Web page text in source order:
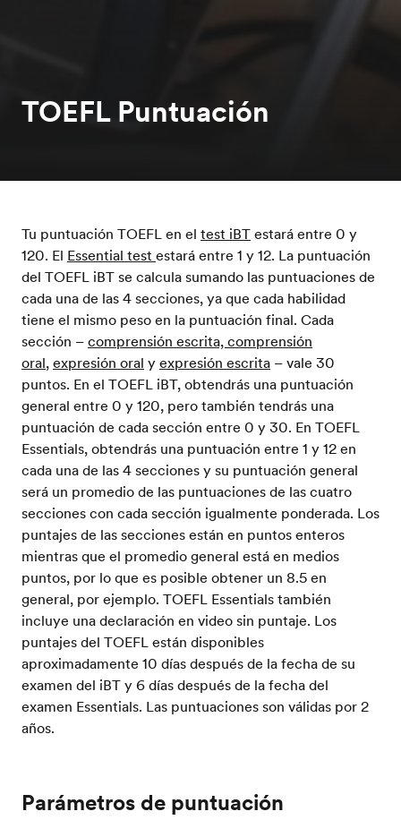
TOEFL Puntuación
Tu puntuación TOEFL en el test iBTestará entre 0 y
120. El Essential test estará entre 1 y 12. La puntuación
del TOEFL iBT se calcula sumando las puntuaciones de
cada una de las 4 secciones, ya que cada habilidad
tiene el mismo peso en la puntuación final. Cada
sección –comprensión escrita,comprensión
oral,expresión oral yexpresión escrita – vale 30
puntos. En el TOEFL iBT, obtendrás una puntuación
general entre 0 y 120, pero también tendrás una
puntuación de cada sección entre 0 y 30. En TOEFL
Essentials, obtendrás una puntuación entre 1 y 12 en
cada una de las 4 secciones y su puntuación general
será un promedio de las puntuaciones de las cuatro
secciones con cada sección igualmente ponderada. Los
puntajes de las secciones están en puntos enteros
mientras que el promedio general está en medios
puntos, por lo que es posible obtener un 8.5 en
general, por ejemplo. TOEFL Essentials también
incluye una declaración en video sin puntaje. Los
puntajes del TOEFL están disponibles
aproximadamente 10 días después de la fecha de su
examen del iBT y 6 días después de la fecha del
examen Essentials. Las puntuaciones son válidas por 2
años.
Parámetros de puntuación